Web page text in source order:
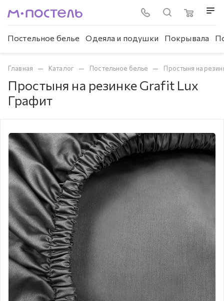
Постельное белье Одеяла и подушки Покрывала
Главная — Каталог — Постельное белье — Простыня на
Простыня на резинке Grafit Lux
Графит